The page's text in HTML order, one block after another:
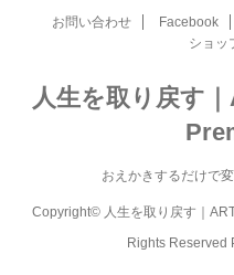
お問い合わせ Facebook
ショッ
人生を取り戻す
おえかきするだけで
Copyright© 人生を取り戻す｜
Rights Reserved